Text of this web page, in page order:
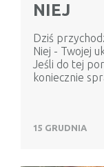
NIEJ
Dziś
Niej - Twojej
Jeśli do tej
koniecznie
15 GRUDNIA